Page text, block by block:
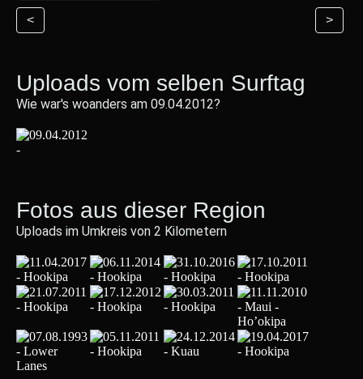
< >
Uploads vom selben Surftag
Wie war's woanders am 09.04.2012?
Fotos aus dieser Region
Uploads im Umkreis von 2 Kilometern